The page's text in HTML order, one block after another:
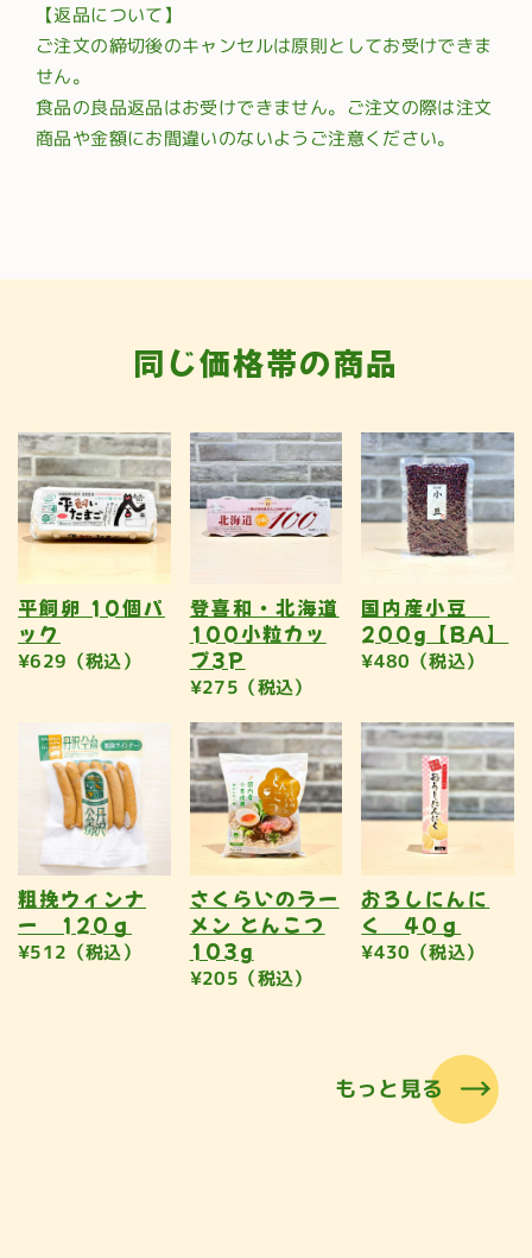
【返品について】
ご注文の締切後のキャンセルは原則としてお受けできま
せん。
食品の良品返品はお受けできません。ご注文の際は注文
商品や金額にお間違いのないようご注意ください。
同じ価格帯の商品
平飼卵 10個パ
ック
¥629（税込）
登喜和・北海道
100小粒カッ
プ3P
¥275（税込）
国内産小豆
200g【BA】
¥480（税込）
粗挽ウィンナ
ー 120ｇ
¥512（税込）
さくらいのラー
メン とんこつ
103g
¥205（税込）
おろしにんに
く 40ｇ
¥430（税込）
もっと見る